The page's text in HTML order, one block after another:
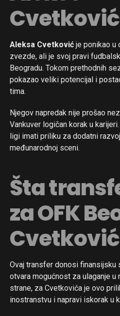
Aleksa Cvetković je ponikao u
zvezde, ali je svoj pravi
Beogradu. Tokom prethodnih
pokazao veliki potencijal i
tima.
Njegov napredak nije prošao
Vankuver logičan korak u
ligi imati priliku za dodatni
međunarodnoj sceni.
Šta
za OFK
Ovaj transfer donosi finansijsku
otvara mogućnost za ulaganje u
strane, za Cvetkovića je ovo
inostranstvu i napravi iskorak u